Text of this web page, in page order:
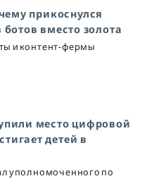
прикоснулся
вместо золота
и контент-фермы
место цифровой
детей в
уполномоченного по